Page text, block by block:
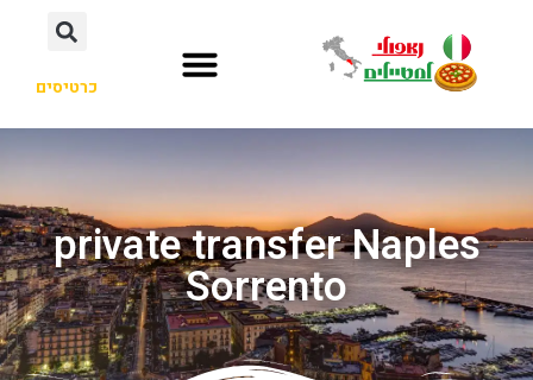
כרטיסים
private transfer Naples
Sorrento